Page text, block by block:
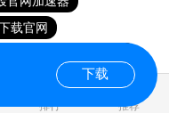
载官网
排行 推荐
下载